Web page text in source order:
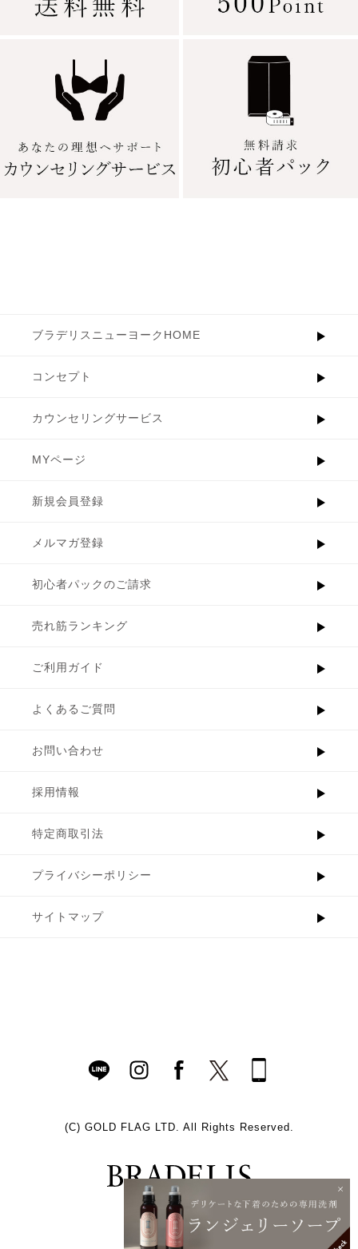
ブラデリスニューヨークHOME
コンセプト
カウンセリングサービス
MYページ
新規会員登録
メルマガ登録
初心者パックのご請求
売れ筋ランキング
ご利用ガイド
よくあるご質問
お問い合わせ
採用情報
特定商取引法
プライバシーポリシー
サイトマップ
(C) GOLD FLAG LTD. All Rights Reserved.